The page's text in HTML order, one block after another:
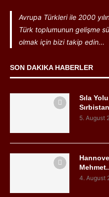
Avrupa Türkleri ile 2000
Türk toplumunun gelişme
olmak için bizi takip edin...
SON DAKIKA HABERLER
Sıla
5. August
4. August